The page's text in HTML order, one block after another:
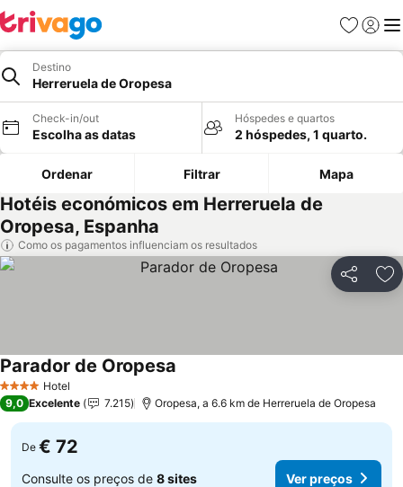
Favoritos
Iniciar
Destino
Herreruela de Oropesa
Check-in/out
Escolha as datas
Hóspedes e quartos
2 hóspedes, 1 quarto.
Ordenar Filtrar Mapa
Hotéis económicos em Herreruela de
Oropesa, Espanha
Como os pagamentos influenciam os resultados
Partilhar
4 EstrelasHotel
Parador de Oropesa
9,0 Excelente 7.215 Oropesa, a 6.6 km de Herreruela de Oropesa
De € 72
Consulte os preços de 8 sites Ver preços